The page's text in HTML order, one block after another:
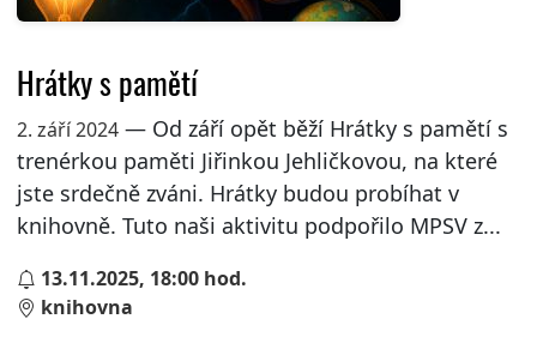
Hrátky s pamětí
2. září 2024— Od září opět běží Hrátky s pamětí s
trenérkou paměti Jiřinkou Jehličkovou, na které
jste srdečně zváni. Hrátky budou probíhat v
knihovně. Tuto naši aktivitu podpořilo MPSV z...
13.11.2025, 18:00 hod.
knihovna